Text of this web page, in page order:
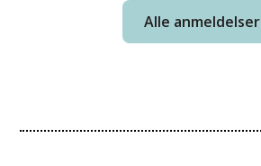
Alle anmeldelser